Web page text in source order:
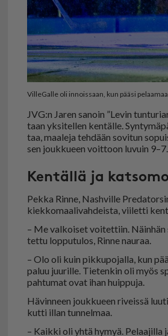
VilleGalle oli innoissaan, kun pääsi
JVG:n Ja­ren sa­noin ”Le­vin
taan yk­si­tel­len ken­täl­le.
taa, maa­le­ja teh­dään so­vi­tun
sen jouk­ku­een voit­toon lu­vuin
Kentällä ja
Pek­ka Rin­ne, Nash­vil­le
kiek­ko­maa­li­vah­deis­ta, vii­let­ti
– Me val­koi­set voi­tet­tiin.
tet­tu lop­pu­tu­los, Rin­ne nau­raa.
– Olo oli kuin pik­ku­po­jal­la, kun
pa­luu juu­ril­le. Tie­ten­kin oli myös
pah­tu­mat ovat ihan huip­pu­ja.
Hä­vin­neen jouk­ku­een ri­veis­sä
kut­ti il­lan tun­nel­maa.
– Kaik­ki oli yh­tä hy­myä. Pe­laa­jil­la